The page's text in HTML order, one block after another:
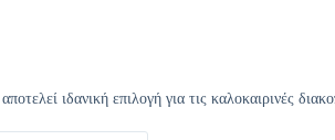
ιδανική επιλογή για τις καλοκαιρινές